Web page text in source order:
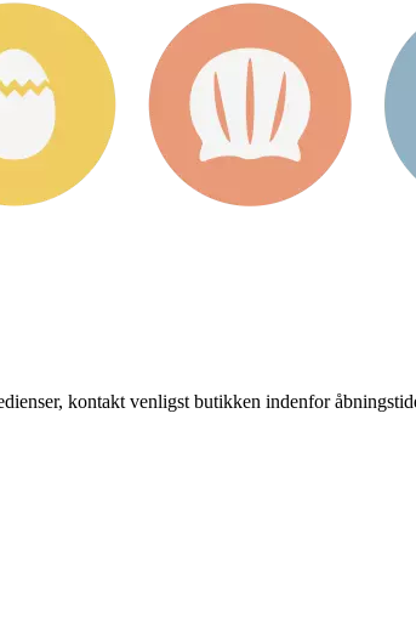
kontakt venligst butikken indenfor